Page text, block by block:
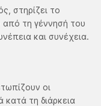
στηρίζει το
τη γέννησή του
και συνέχεια.
οι
κατά τη διάρκεια